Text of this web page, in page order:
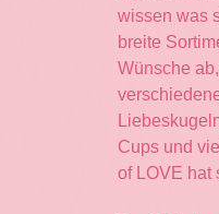
wissen was
breite
Wünsche
Cups und
of LOVE hat